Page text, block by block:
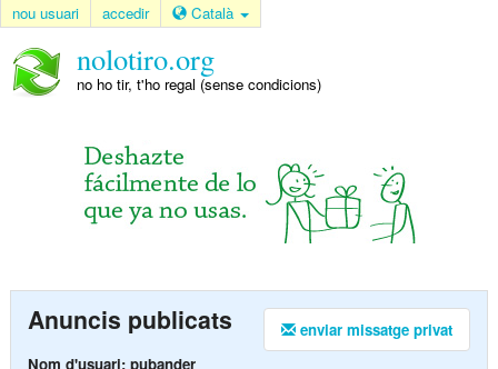
nou usuari accedir Català
nolotiro.org
no ho tir, t'ho regal (sense condicions)
enviar missatge privat
Anuncis publicats
Nom d'usuari: pubander